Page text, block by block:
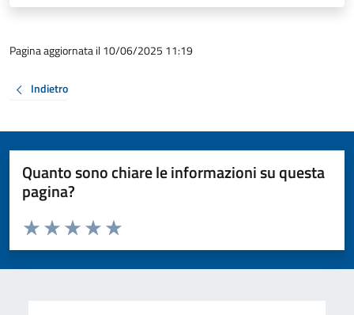
Pagina aggiornata il 10/06/2025 11:19
Indietro
Quanto sono chiare le informazioni su questa
pagina?
Valuta da 1 a 5 stelle la pagina
Valuta 5 stelle su 5
Valuta 4 stelle su 5
Valuta 3 stelle su 5
Valuta 2 stelle su 5
Valuta 1 stelle su 5